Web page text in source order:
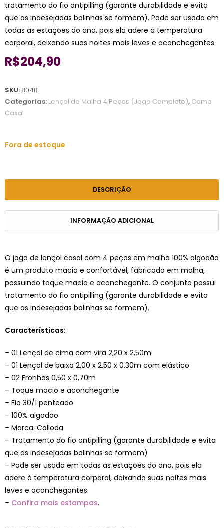
tratamento do fio antipilling (garante durabilidade e evita
que as indesejadas bolinhas se formem). Pode ser usada em
todas as estações do ano, pois ela adere à temperatura
corporal, deixando suas noites mais leves e aconchegantes
R$204,90
SKU:8048
Categorias: Lençol de Malha 4 Peças (Jogo Completo), Cama
Casal
Fora de estoque
DESCRIÇÃO
INFORMAÇÃO ADICIONAL
O jogo de lençol casal com 4 peças em malha 100% algodão
é um produto macio e confortável, fabricado em malha,
possuindo toque macio e aconchegante. O conjunto possui
tratamento do fio antipilling (garante durabilidade e evita
que as indesejadas bolinhas se formem).
Características:
– 01 Lençol de cima com vira 2,20 x 2,50m
– 01 Lençol de baixo 2,00 x 2,50 x 0,30m com elástico
– 02 Fronhas 0,50 x 0,70m
– Toque macio e aconchegante
– Fio 30/1 penteado
– 100% algodão
– Marca: Colloda
– Tratamento do fio antipilling (garante durabilidade e evita
que as indesejadas bolinhas se formem)
– Pode ser usada em todas as estações do ano, pois ela
adere à temperatura corporal, deixando suas noites mais
leves e aconchegantes
– Confira mais estampas.